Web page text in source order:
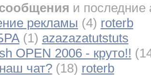
и последние
рекламы (4) roterb
(1) azazazatutstuts
OPEN 2006 - круто!!
чат? (18) roterb